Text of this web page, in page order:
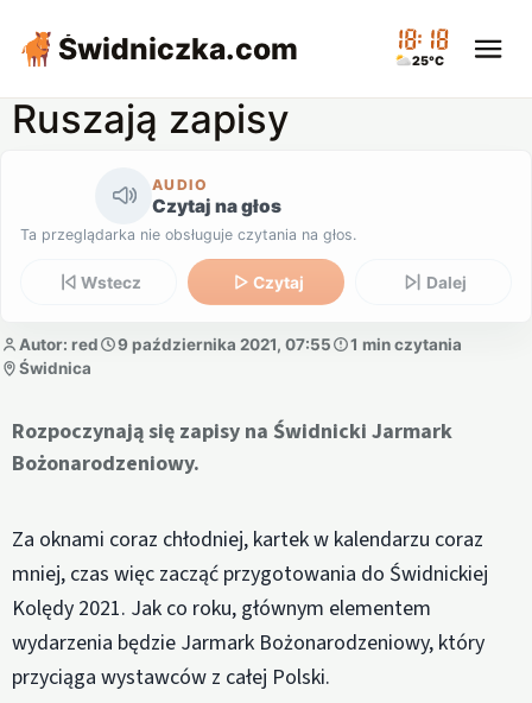
Świdniczka.com 18:18
25°C
Ruszają zapisy
AUDIO
Czytaj na głos
Ta przeglądarka nie obsługuje czytania na głos.
Wstecz Czytaj Dalej
Autor: red 9 października 2021, 07:55
1 min czytania
Świdnica
Rozpoczynają się zapisy na Świdnicki Jarmark
Bożonarodzeniowy.
Za oknami coraz chłodniej, kartek w kalendarzu coraz
mniej, czas więc zacząć przygotowania do Świdnickiej
Kolędy 2021. Jak co roku, głównym elementem
wydarzenia będzie Jarmark Bożonarodzeniowy, który
przyciąga wystawców z całej Polski.